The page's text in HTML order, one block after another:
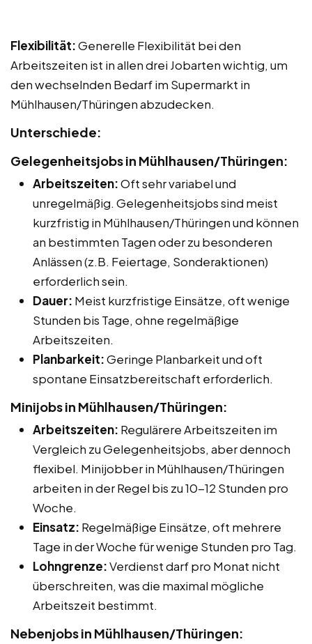
Flexibilität:Generelle Flexibilität bei den
Arbeitszeiten ist in allen drei Jobarten wichtig, um
den wechselnden Bedarf im Supermarkt in
Mühlhausen/Thüringen abzudecken.
Unterschiede:
Gelegenheitsjobs in Mühlhausen/Thüringen:
Arbeitszeiten:Oft sehr variabel und
unregelmäßig. Gelegenheitsjobs sind meist
kurzfristig in Mühlhausen/Thüringen und können
an bestimmten Tagen oder zu besonderen
Anlässen (z.B. Feiertage, Sonderaktionen)
erforderlich sein.
Dauer: Meist kurzfristige Einsätze, oft wenige
Stunden bis Tage, ohne regelmäßige
Arbeitszeiten.
Planbarkeit:Geringe Planbarkeit und oft
spontane Einsatzbereitschaft erforderlich.
Minijobs in Mühlhausen/Thüringen:
Arbeitszeiten: Regulärere Arbeitszeiten im
Vergleich zu Gelegenheitsjobs, aber dennoch
flexibel. Minijobber in Mühlhausen/Thüringen
arbeiten in der Regel bis zu 10-12 Stunden pro
Woche.
Einsatz: Regelmäßige Einsätze, oft mehrere
Tage in der Woche für wenige Stunden pro Tag.
Lohngrenze:Verdienst darf pro Monat nicht
überschreiten, was die maximal mögliche
Arbeitszeit bestimmt.
Nebenjobs in Mühlhausen/Thüringen: